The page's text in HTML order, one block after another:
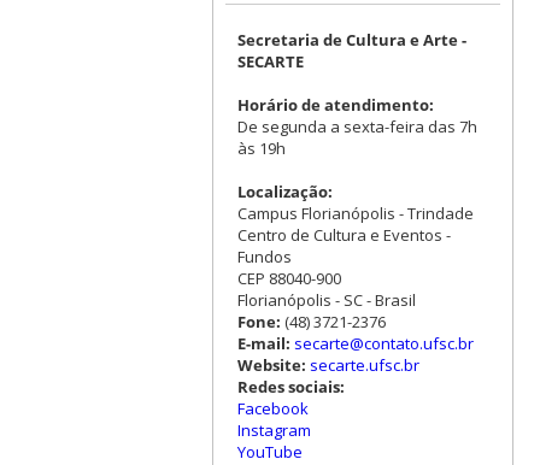
Secretaria de Cultura e Arte -
SECARTE
Horário de atendimento:
De segunda a sexta-feira das 7h
às 19h
Localização:
Campus Florianópolis - Trindade
Centro de Cultura e Eventos -
Fundos
CEP 88040-900
Florianópolis - SC - Brasil
Fone: (48) 3721-2376
E-mail: secarte@contato.ufsc.br
Website: secarte.ufsc.br
Redes sociais:
Facebook
Instagram
YouTube